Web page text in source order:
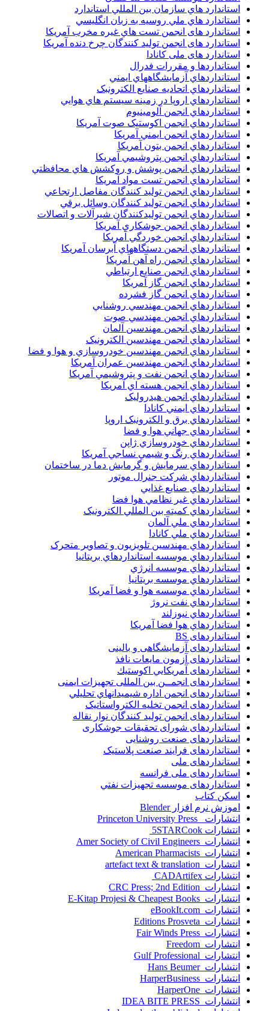
استاندارد هاي سازمان بين المللي استاندارد
استاندارد هاي ملي روسيه به زبان انگليسي
استاندارد های انجمن تست هاي غيره مخرب آمريکا
استاندارد های انجمن توليد کنندگان چرخ دنده آمريکا
استاندارد های ملی کانادا
استانداردها و مقررات فدرال
استانداردهاي آزمايشگاههاي ايمني
استانداردهاي اتحاديه صنايع الکترونبک
استانداردهاي اروپا در زمينه سيستم هاي هوايي
استانداردهاي انجمن آلومينيوم
استانداردهاي انجمن اکوستيک صوت آمريکا
استانداردهاي انجمن ايمني آمريکا
استانداردهاي انجمن بتون آمريکا
استانداردهاي انجمن پتروشيمي آمريکا
استانداردهاي انجمن پوشش و روکشش هاي محافظتي
استانداردهاي انجمن تست مواد آمريکا
استانداردهاي انجمن توليد کنندگان مفاصل ارتجاعي
استانداردهاي انجمن توليد کنندگان وسائل برقي
استانداردهاي انجمن توليدکنندگان شيرآلات و اتصالات
استانداردهاي انجمن جوشکاري آمريکا
استانداردهاي انجمن خوردگي آمريکا
استانداردهاي انجمن دستگاههاي آبرسان آمريکا
استانداردهاي انجمن راه آهن آمريکا
استانداردهاي انجمن صنايع ارتباطي
استانداردهاي انجمن گاز آمريکا
استانداردهاي انجمن گاز فشرده
استانداردهاي انجمن مهندسي روشنايي
استانداردهاي انجمن مهندسي صوت
استانداردهاي انجمن مهندسين آلمان
استانداردهاي انجمن مهندسين الکترونيک
استانداردهاي انجمن مهندسين خودروسازي و هوا و فضا
استانداردهاي انجمن مهندسين عمران آمريکا
استانداردهاي انجمن نفت و پتروشيمي آمريکا
استانداردهاي انجمن هسته اي آمريکا
استانداردهاي انجمن هيدروليک
استانداردهاي ايمني کانادا
استانداردهاي برق و الکترونبک اروپا
استانداردهاي جهاني هوا و فضا
استانداردهاي خودروسازي ژاپن
استانداردهاي رنگ و شيمي نساجي آمريکا
استانداردهاي سرمايش و گرمايش دما در ساختمان
استانداردهاي شرکت جنرال موتور
استانداردهاي صنايع غذايي
استانداردهاي غير نظامي هوا فضا
استانداردهاي کميته بين المللي الکترونيک
استانداردهاي ملي آلمان
استانداردهاي ملي کانادا
استانداردهاي مهندسين تلويزيون و تصاوير متحرک
استانداردهاي موسسه استانداردهاي بريتانيا
استانداردهاي موسسه انرژي
استانداردهاي موسسه بريتانيا
استانداردهاي موسسه هوا و فضا آمريکا
استانداردهاي نفت نروژ
استانداردهاي نيوزلند
استانداردهاي هوا فضا آمريکا
استانداردهای BS
استانداردهای آزمایشگاهی و بالینی
استانداردهای آزمون مایعات نافذ
استانداردهای آمريكايي اكوستيك
استانداردهای انجمــن بين المللى تجهيزات ايمنى
استانداردهای انجمن اداره شيميدانهاي تحليلي
استانداردهای انجمن تخليه الکترواستاتيک
استانداردهای انجمن توليد کنندگان نوار نقاله
استانداردهای شورای تحقیقات جوشکاری
استانداردهای صنعت روشنایی
استانداردهای فرايند صنعت پلاستيک
استانداردهای ملی
استانداردهای ملی فرانسه
استانداردهای موسسه تجهيزات نفتي
اسکن کتاب
اموزش نرم افزار Blender
انتشارات Princeton University Press
انتشارات ‎ 5STARCook
انتشارات Amer Society of Civil Engineers
انتشارات American Pharmacists
انتشارات artefact text & translation
انتشارات ‎ CADArtifex
انتشارات CRC Press; 2nd Edition
انتشارات E-Kitap Projesi & Cheapest Books
انتشارات eBookIt.com
انتشارات Editions Prosveta
انتشارات Fair Winds Press
انتشارات Freedom
انتشارات Gulf Professional
انتشارات Hans Beumer
انتشارات HarperBusiness
انتشارات HarperOne
انتشارات IDEA BITE PRESS